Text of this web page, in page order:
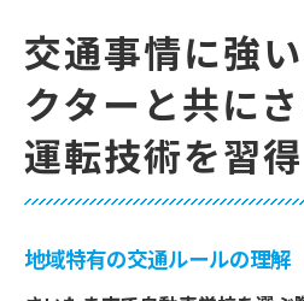
交通事情に強
クターと共に
運転技術を習得
地域特有の交通ルールの理解